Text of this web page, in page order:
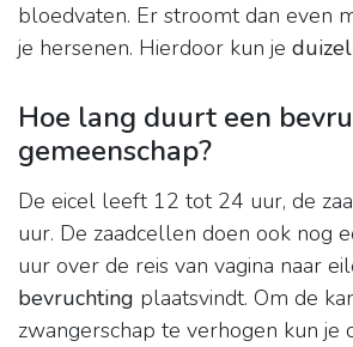
bloedvaten. Er stroomt dan even
je hersenen. Hierdoor kun je
Hoe lang duurt een
gemeenschap?
De eicel leeft 12 tot 24 uur, de
uur. De zaadcellen doen ook nog
uur over de reis van vagina naar
bevruchting plaatsvindt. Om de
zwangerschap te verhogen kun je